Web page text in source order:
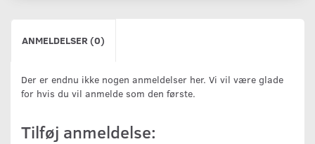
ANMELDELSER (0)
Der er endnu ikke nogen anmeldelser her. Vi vil være glade
for hvis du vil anmelde som den første.
Tilføj anmeldelse: